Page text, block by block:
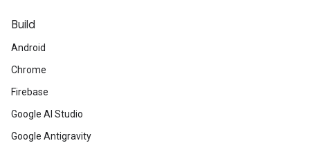
Build
Android
Chrome
Firebase
Google AI Studio
Google Antigravity